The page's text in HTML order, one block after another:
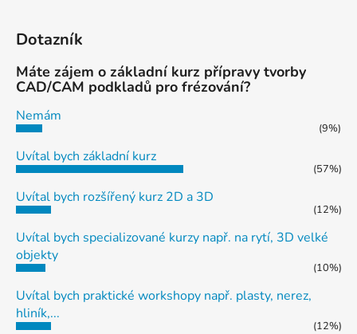
Dotazník
Máte zájem o základní kurz přípravy tvorby
CAD/CAM podkladů pro frézování?
Nemám
(9%)
Uvítal bych základní kurz
(57%)
Uvítal bych rozšířený kurz 2D a 3D
(12%)
Uvítal bych specializované kurzy např. na rytí, 3D velké
objekty
(10%)
Uvítal bych praktické workshopy např. plasty, nerez,
hliník,...
(12%)